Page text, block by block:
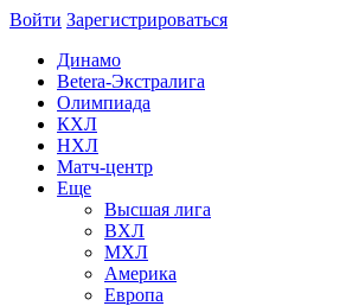
Войти Зарегиcтрироваться
Динамо
Betera-Экстралига
Олимпиада
КХЛ
НХЛ
Матч-центр
Еще
Высшая лига
ВХЛ
МХЛ
Америка
Европа